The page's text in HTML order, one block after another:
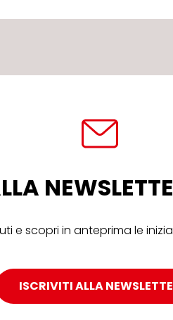
e scopri in anteprima le
ISCRIVITI ALLA